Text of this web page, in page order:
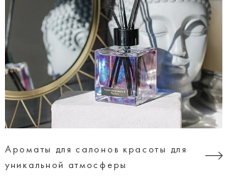
Ароматы для салонов красоты для
уникальной атмосферы